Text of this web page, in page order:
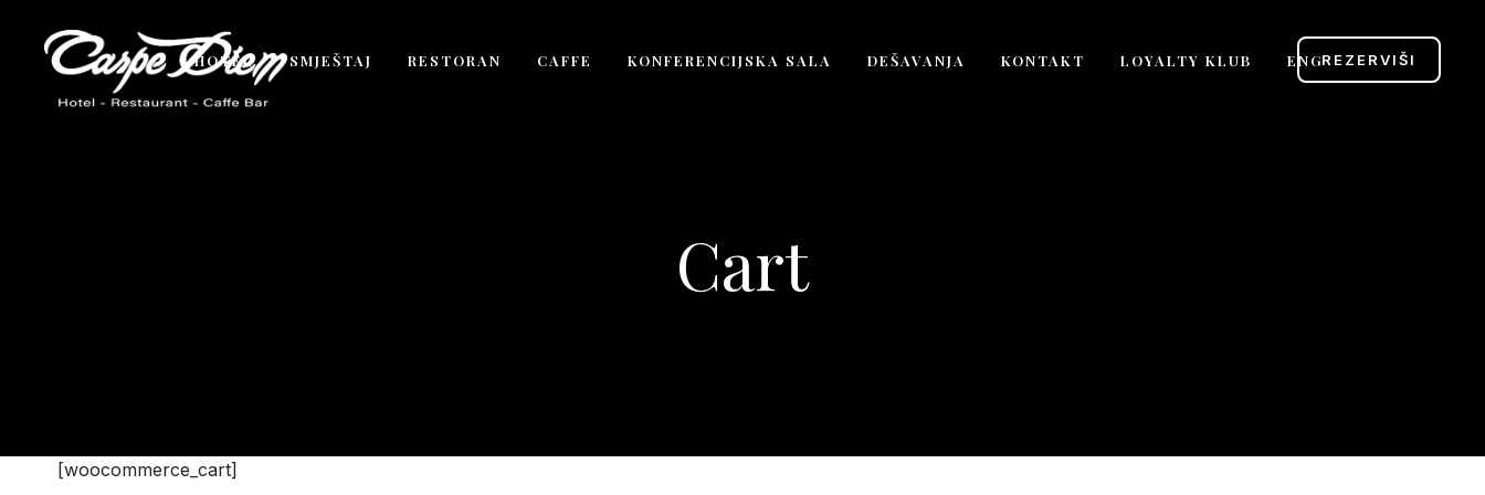
HOTEL SMJEŠTAJ RESTORAN CAFFE KONFERENCIJSKA SALA DEŠAVANJA KONTAKT LOYALTY KLUB ENGREZERVIŠI
Cart
[woocommerce_cart]